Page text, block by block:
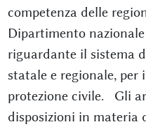
competenza delle
Dipartimento
riguardante il sistema
statale e regionale,
protezione civile. Gli
disposizioni in materia